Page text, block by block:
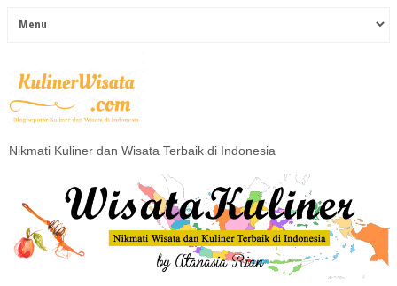
Nikmati Kuliner dan Wisata Terbaik di Indonesia